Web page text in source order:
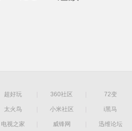
超好玩 360社区 72变
太火鸟 小米社区 i黑马
电视之家 威锋网
迅维论坛